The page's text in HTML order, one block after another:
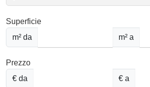
Superficie
m² da
m² a
Prezzo
€ da
€ a